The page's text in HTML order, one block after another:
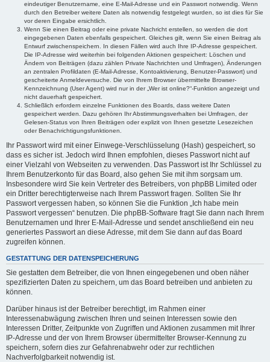
eindeutiger Benutzername, eine E-Mail-Adresse und ein Passwort notwendig. Wenn
durch den Betreiber weitere Daten als notwendig festgelegt wurden, so ist dies für Sie
vor deren Eingabe ersichtlich.
Wenn Sie einen Beitrag oder eine private Nachricht erstellen, so werden die dort
eingegebenen Daten ebenfalls gespeichert. Gleiches gilt, wenn Sie einen Beitrag als
Entwurf zwischenspeichern. In diesen Fällen wird auch Ihre IP-Adresse gespeichert.
Die IP-Adresse wird weiterhin bei folgenden Aktionen gespeichert: Löschen und
Ändern von Beiträgen (dazu zählen Private Nachrichten und Umfragen), Änderungen
an zentralen Profildaten (E-Mail-Adresse, Kontoaktivierung, Benutzer-Passwort) und
gescheiterte Anmeldeversuche. Die von Ihrem Browser übermittelte Browser-
Kennzeichnung (User Agent) wird nur in der „Wer ist online?“-Funktion angezeigt und
nicht dauerhaft gespeichert.
Schließlich erfordern einzelne Funktionen des Boards, dass weitere Daten
gespeichert werden. Dazu gehören Ihr Abstimmungsverhalten bei Umfragen, der
Gelesen-Status von Ihren Beiträgen oder explizit von Ihnen gesetzte Lesezeichen
oder Benachrichtigungsfunktionen.
Ihr Passwort wird mit einer Einwege-Verschlüsselung (Hash) gespeichert, so
dass es sicher ist. Jedoch wird Ihnen empfohlen, dieses Passwort nicht auf
einer Vielzahl von Webseiten zu verwenden. Das Passwort ist Ihr Schlüssel zu
Ihrem Benutzerkonto für das Board, also gehen Sie mit ihm sorgsam um.
Insbesondere wird Sie kein Vertreter des Betreibers, von phpBB Limited oder
ein Dritter berechtigterweise nach Ihrem Passwort fragen. Sollten Sie Ihr
Passwort vergessen haben, so können Sie die Funktion „Ich habe mein
Passwort vergessen“ benutzen. Die phpBB-Software fragt Sie dann nach Ihrem
Benutzernamen und Ihrer E-Mail-Adresse und sendet anschließend ein neu
generiertes Passwort an diese Adresse, mit dem Sie dann auf das Board
zugreifen können.
GESTATTUNG DER DATENSPEICHERUNG
Sie gestatten dem Betreiber, die von Ihnen eingegebenen und oben näher
spezifizierten Daten zu speichern, um das Board betreiben und anbieten zu
können.
Darüber hinaus ist der Betreiber berechtigt, im Rahmen einer
Interessenabwägung zwischen Ihren und seinen Interessen sowie den
Interessen Dritter, Zeitpunkte von Zugriffen und Aktionen zusammen mit Ihrer
IP-Adresse und der von Ihrem Browser übermittelter Browser-Kennung zu
speichern, sofern dies zur Gefahrenabwehr oder zur rechtlichen
Nachverfolgbarkeit notwendig ist.